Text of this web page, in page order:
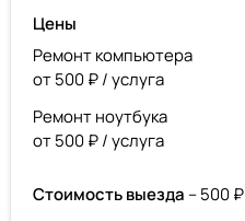
Цены
Ремонт компьютера
от 500 ₽ / услуга
Ремонт ноутбука
от 500 ₽ / услуга
Стоимость выезда – 500 ₽